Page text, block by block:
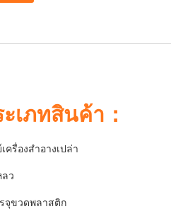
เภทสินค้า：
ครื่องสำอางเปล่า
ว
จุขวดพลาสติก